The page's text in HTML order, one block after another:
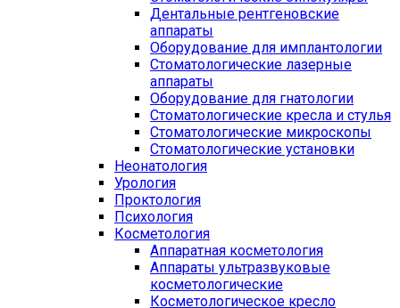
Дентальные рентгеновские
аппараты
Оборудование для имплантологии
Стоматологические лазерные
аппараты
Оборудование для гнатологии
Стоматологические кресла и стулья
Стоматологические микроскопы
Стоматологические установки
Неонатология
Урология
Проктология
Психология
Косметология
Аппаратная косметология
Аппараты ультразвуковые
косметологические
Косметологическое кресло